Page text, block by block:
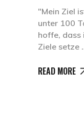
"Mein Ziel
unter 100
hoffe, dass
Ziele setze
READ MORE